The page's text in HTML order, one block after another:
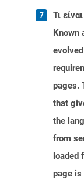
Τι
Known
pages.
that
the
from
loaded
page is